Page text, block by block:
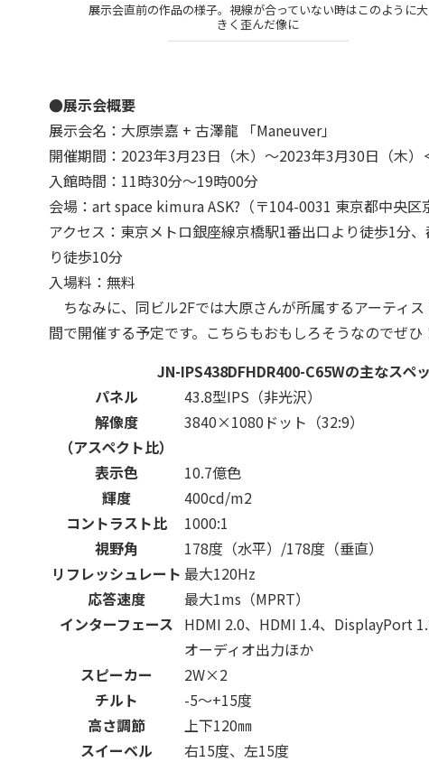
展示会直前の作品の様子。視線が合っていない時はこのように大
きく歪んだ像に
●展示会概要
展示会名：大原崇嘉 + 古澤龍 「Maneuver」
開催期間：2023年3月23日（木）～2023年3月30日（木）
入館時間：11時30分～19時00分
会場：art space kimura ASK?（〒104-0031 東京都中央区
アクセス：東京メトロ銀座線京橋駅1番出口より徒歩1分
り徒歩10分
入場料：無料
ちなみに、同ビル2Fでは大原さんが所属するアーティス
間で開催する予定です。こちらもおもしろそうなのでぜひ
JN-IPS438DFHDR400-C65Wの主なスペ
パネル
43.8型IPS（非光沢）
解像度
（アスペクト比）
3840×1080ドット（32:9）
表示色
10.7億色
輝度
400cd/m2
コントラスト比
1000:1
視野角
178度（水平）/178度（垂直）
リフレッシュレート 最大120Hz
応答速度
最大1ms（MPRT）
インターフェース HDMI 2.0、HDMI 1.4、DisplayPort
オーディオ出力ほか
スピーカー
2W×2
チルト
-5～+15度
高さ調節
上下120㎜
スイーベル
右15度、左15度